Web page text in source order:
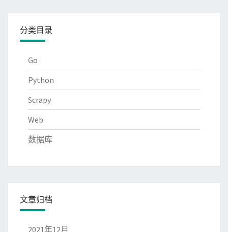
分类目录
Go
Python
Scrapy
Web
数据库
文章归档
2021年12月